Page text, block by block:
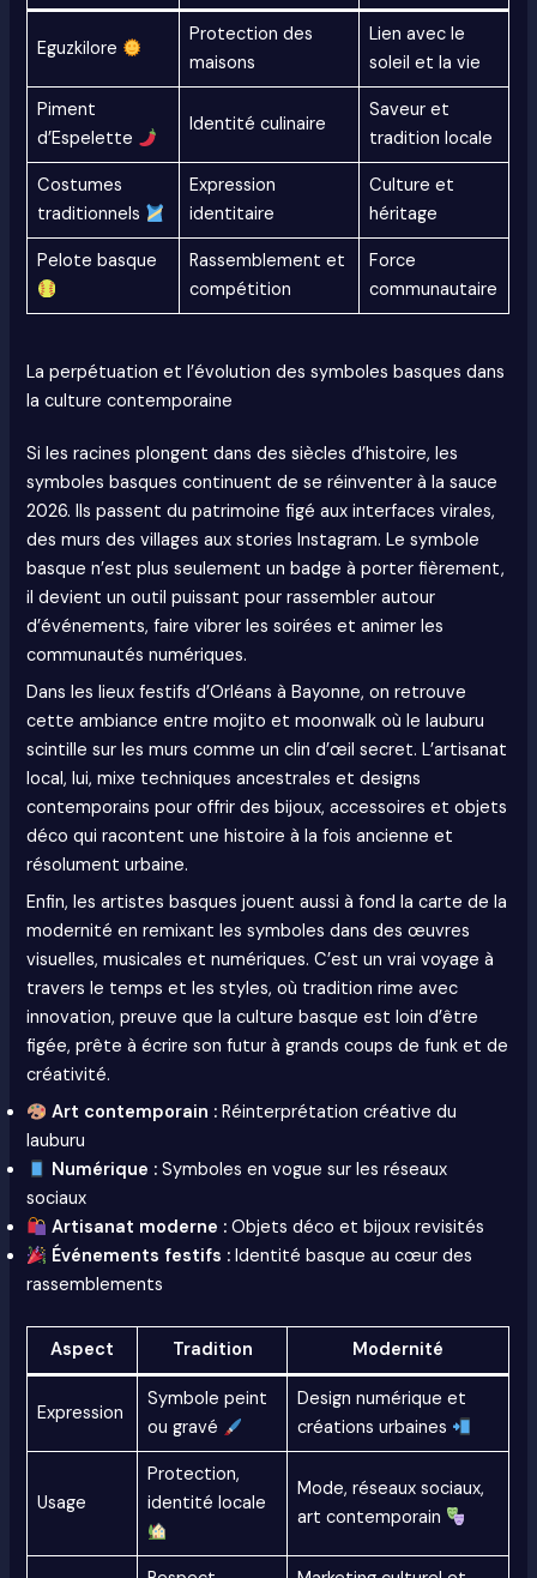
Eguzkilore
Protection des
maisons
Lien avec le
soleil et la vie
Piment
d’Espelette
Identité culinaire
Saveur et
tradition locale
Costumes
traditionnels
Expression
identitaire
Culture et
héritage
Pelote basque
Rassemblement et
compétition
Force
communautaire
La perpétuation et l’évolution des symboles basques dans
la culture contemporaine
Si les racines plongent dans des siècles d’histoire, les
symboles basques continuent de se réinventer à la sauce
2026. Ils passent du patrimoine figé aux interfaces virales,
des murs des villages aux stories Instagram. Le symbole
basque n’est plus seulement un badge à porter fièrement,
il devient un outil puissant pour rassembler autour
d’événements, faire vibrer les soirées et animer les
communautés numériques.
Dans les lieux festifs d’Orléans à Bayonne, on retrouve
cette ambiance entre mojito et moonwalk où le lauburu
scintille sur les murs comme un clin d’œil secret. L’artisanat
local, lui, mixe techniques ancestrales et designs
contemporains pour offrir des bijoux, accessoires et objets
déco qui racontent une histoire à la fois ancienne et
résolument urbaine.
Enfin, les artistes basques jouent aussi à fond la carte de la
modernité en remixant les symboles dans des œuvres
visuelles, musicales et numériques. C’est un vrai voyage à
travers le temps et les styles, où tradition rime avec
innovation, preuve que la culture basque est loin d’être
figée, prête à écrire son futur à grands coups de funk et de
créativité.
Art contemporain : Réinterprétation créative du
lauburu
Numérique : Symboles en vogue sur les réseaux
sociaux
Artisanat moderne : Objets déco et bijoux revisités
Événements festifs : Identité basque au cœur des
rassemblements
Aspect Tradition Modernité
Expression
Symbole peint
ou gravé
Design numérique et
créations urbaines
Usage
Protection,
identité locale
Mode, réseaux sociaux,
art contemporain